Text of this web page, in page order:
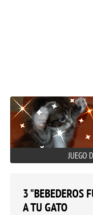
JUEGO
3 "BEBEDEROS
A TU GATO